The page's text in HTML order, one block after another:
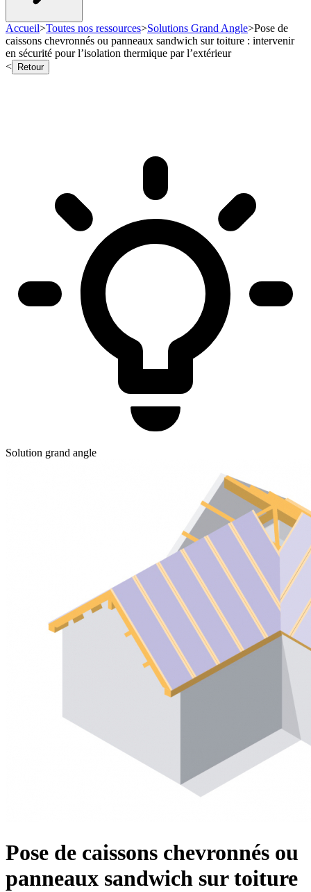
Accueil>Toutes nos ressources>Solutions Grand Angle>Pose de
caissons chevronnés ou panneaux sandwich sur toiture : intervenir
en sécurité pour l’isolation thermique par l’extérieur
<
Retour
Solution grand angle
Pose de caissons chevronnés ou
panneaux sandwich sur toiture